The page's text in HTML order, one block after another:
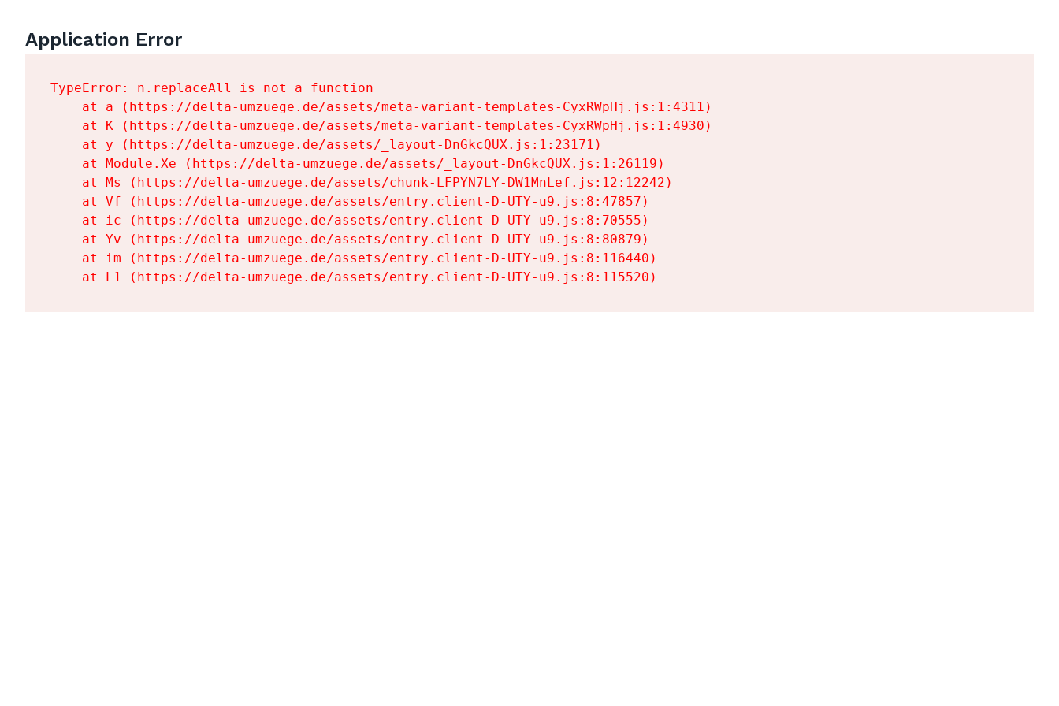
Application Error
TypeError: n.replaceAll is not a function
    at a (https://delta-umzuege.de/assets/meta-variant-templates-CyxRWpHj.js:1:4311)
    at K (https://delta-umzuege.de/assets/meta-variant-templates-CyxRWpHj.js:1:4930)
    at y (https://delta-umzuege.de/assets/_layout-DnGkcQUX.js:1:23171)
    at Module.Xe (https://delta-umzuege.de/assets/_layout-DnGkcQUX.js:1:26119)
    at Ms (https://delta-umzuege.de/assets/chunk-LFPYN7LY-DW1MnLef.js:12:12242)
    at Vf (https://delta-umzuege.de/assets/entry.client-D-UTY-u9.js:8:47857)
    at ic (https://delta-umzuege.de/assets/entry.client-D-UTY-u9.js:8:70555)
    at Yv (https://delta-umzuege.de/assets/entry.client-D-UTY-u9.js:8:80879)
    at im (https://delta-umzuege.de/assets/entry.client-D-UTY-u9.js:8:116440)
    at L1 (https://delta-umzuege.de/assets/entry.client-D-UTY-u9.js:8:115520)